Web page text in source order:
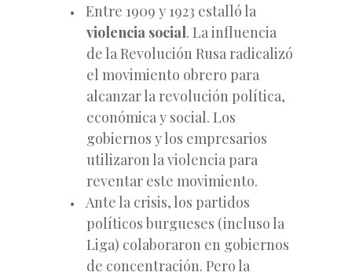
Entre 1909 y 1923 estalló la
violencia social. La influencia
de la Revolución Rusa radicalizó
el movimiento obrero para
alcanzar la revolución política,
económica y social. Los
gobiernos y los empresarios
utilizaron la violencia para
reventar este movimiento.
Ante la crisis, los partidos
políticos burgueses (incluso la
Liga) colaboraron en gobiernos
de concentración. Pero la